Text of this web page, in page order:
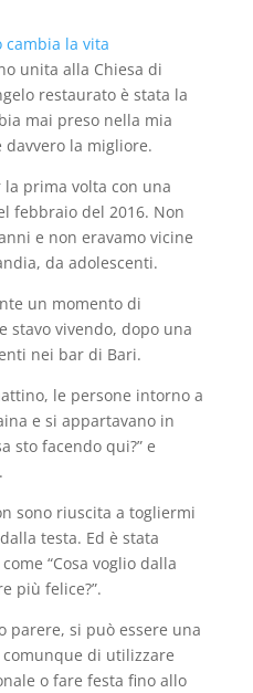
unita alla Chiesa di
restaurato è stata la
mai preso nella mia
la migliore.
prima volta con una
febbraio del 2016. Non
e non eravamo vicine
da adolescenti.
un momento di
stavo vivendo, dopo una
nei bar di Bari.
le persone intorno a
e si appartavano in
sto facendo qui?” e
sono riuscita a togliermi
testa. Ed è stata
“Cosa voglio dalla
più felice?”.
parere, si può essere una
di utilizzare
o fare festa fino allo